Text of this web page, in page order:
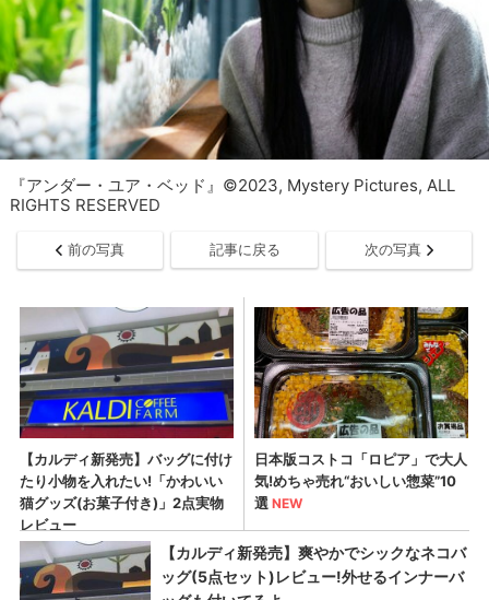
『アンダー・ユア・ベッド』©2023, Mystery Pictures, ALL
RIGHTS RESERVED
前の写真 記事に戻る 次の写真